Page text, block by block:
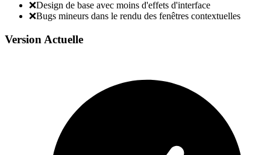
❌Design de base avec moins d'effets d'interface
❌Bugs mineurs dans le rendu des fenêtres contextuelles
Version Actuelle